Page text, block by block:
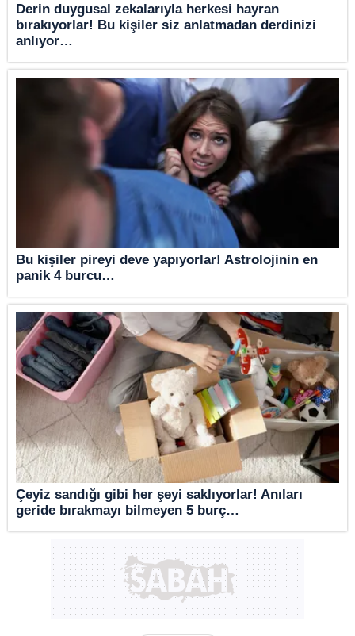
Derin duygusal zekalarıyla herkesi hayran
bırakıyorlar! Bu kişiler siz anlatmadan derdinizi
anlıyor…
Bu kişiler pireyi deve yapıyorlar! Astrolojinin en
panik 4 burcu…
Çeyiz sandığı gibi her şeyi saklıyorlar! Anıları
geride bırakmayı bilmeyen 5 burç…